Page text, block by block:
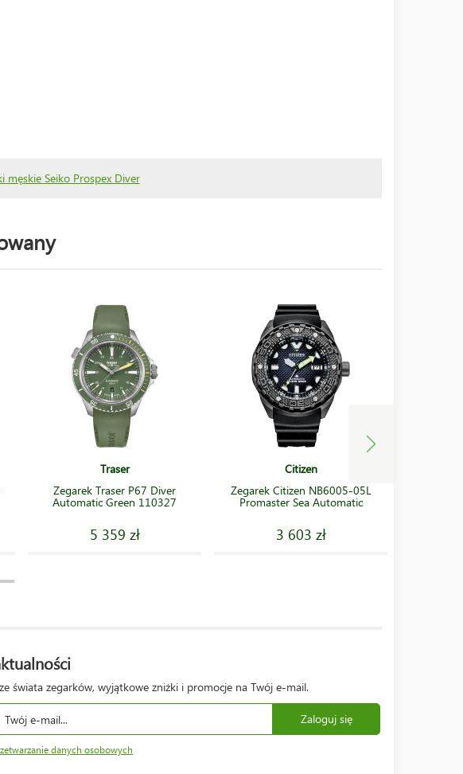
męskie Seiko Prospex Diver
Traser
Zegarek Traser P67 Diver
Automatic Green 110327
5 359 zł
Citizen
Zegarek Citizen NB6005-05L
Promaster Sea Automatic
3 603 zł
świata zegarków, wyjątkowe zniżki i promocje na Twój e-mail.
Zaloguj się
danych osobowych